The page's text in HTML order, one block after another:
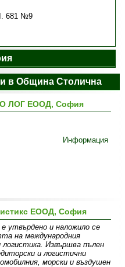
681 №9
в Община Столична
ЛОГ ЕООД, София
Информация
ЕООД, София
утвърдено и наложило се
на международния
Извършва пълен
и логистични
морски и въздушен